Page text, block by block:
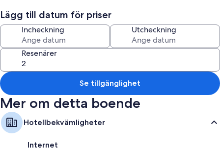
Lägg till datum för priser
Incheckning Utcheckning
Resenärer
Se tillgänglighet
Mer om detta boende
Hotellbekvämligheter
Internet